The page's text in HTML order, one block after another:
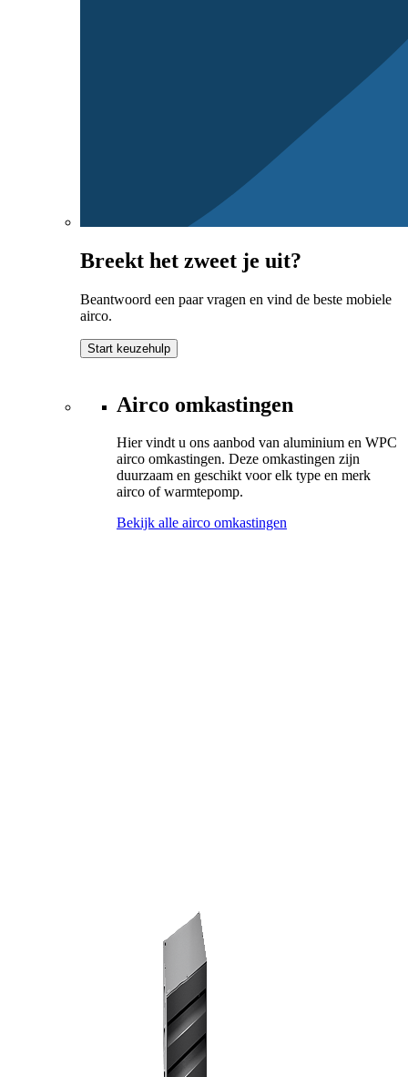
Breekt het zweet je uit?
Beantwoord een paar vragen en vind de beste mobiele
airco.
Start keuzehulp
Airco omkastingen
Hier vindt u ons aanbod van aluminium en WPC
airco omkastingen. Deze omkastingen zijn
duurzaam en geschikt voor elk type en merk
airco of warmtepomp.
Bekijk alle airco omkastingen